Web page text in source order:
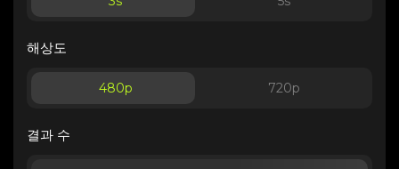
해상도
480p 720p
결과 수